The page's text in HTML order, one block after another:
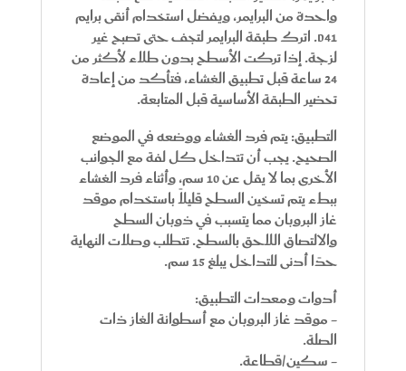
واحدة من البرايمر، ويفضل استخدام أنقى برايم
D41. اترك طبقة البرايمر لتجف حتى تصبح غير
لزجة. إذا تركت الأسطح بدون طلاء لأكثر من
24 ساعة قبل تطبيق الغشاء، فتأكد من إعادة
تحضير الطبقة الأساسية قبل المتابعة.
التطبيق:يتم فرد الغشاء ووضعه في الموضع
الصحيح. يجب أن تتداخل كل لفة مع الجوانب
الأخرى بما لا يقل عن 10 سم، وأثناء فرد الغشاء
ببطء يتم تسخين السطح قليلاً باستخدام موقد
غاز البروبان مما يتسبب في ذوبان السطح
والالتصاق اللاحق بالسطح. تتطلب وصلات النهاية
حدًا أدنى للتداخل يبلغ 15 سم.
أدوات ومعدات التطبيق:
- موقد غاز البروبان مع أسطوانة الغاز ذات
الصلة.
- سكين/قطاعة.